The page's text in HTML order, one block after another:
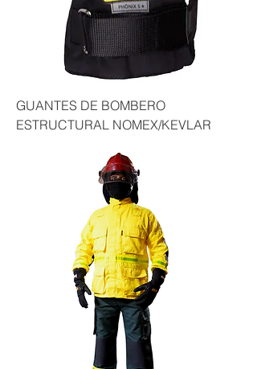
GUANTES DE BOMBERO
ESTRUCTURAL NOMEX/KEVLAR